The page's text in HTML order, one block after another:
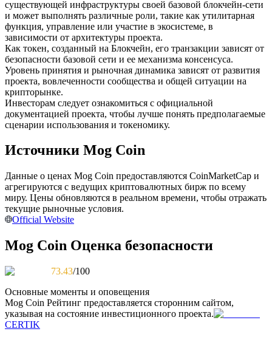
Присоединяйтесь к лучшим трейдерам
Станьте копи-трейдером
Наслаждайтесь распределением прибыли и комиссиями
Информация
Анализ больших данных, включая торговую информацию
и т. д.
существующей инфраструктуры своей базовой блокчейн-сети
и может выполнять различные роли, такие как утилитарная
функция, управление или участие в экосистеме, в
зависимости от архитектуры проекта.
Как токен, созданный на Блокчейн, его транзакции зависят от
безопасности базовой сети и ее механизма консенсуса.
Уровень принятия и рыночная динамика зависят от развития
проекта, вовлеченности сообщества и общей ситуации на
крипторынке.
Инвесторам следует ознакомиться с официальной
документацией проекта, чтобы лучше понять предполагаемые
сценарии использования и токеномику.
Источники Mog Coin
Данные о ценах Mog Coin предоставляются CoinMarketCap и
агрегируются с ведущих криптовалютных бирж по всему
миру. Цены обновляются в реальном времени, чтобы отражать
текущие рыночные условия.
Official Website
Mog Coin Оценка безопасности
73.43/100
Основные моменты и оповещения
Mog Coin Рейтинг предоставляется сторонним сайтом,
указывая на состояние инвестиционного проекта.
CERTIK